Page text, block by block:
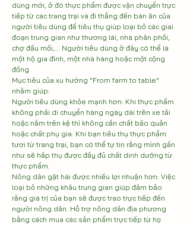
dùng mới, ở đó thực phẩm được vận chuyển trực
tiếp từ các trang trại và đi thẳng đến bàn ăn của
người tiêu dùng để tiêu thụ giúp loại bỏ các giai
đoạn trung gian như thương lái, nhà phân phối,
chợ đầu mối,... Người tiêu dùng ở đây có thể là
một hộ gia đình, một nhà hàng hoặc một cộng
đồng.
Mục tiêu của xu hướng "From farm to table"
nhằm giúp:
Người tiêu dùng khỏe mạnh hơn: Khi thực phẩm
không phải di chuyển hàng ngày dài trên xe tải
hoặc nằm trên kệ thì không cần chất bảo quản
hoặc chất phụ gia. Khi bạn tiêu thụ thực phẩm
tươi từ trang trại, bạn có thể tự tin rằng mình gần
như sẽ hấp thụ được đầy đủ chất dinh dưỡng từ
thực phẩm.
Nông dân gặt hái được nhiều lợi nhuận hơn: Việc
loại bỏ những khâu trung gian giúp đảm bảo
rằng giá trị của bạn sẽ được trao trực tiếp đến
người nông dân. Hỗ trợ nông dân địa phương
bằng cách mua các sản phẩm trực tiếp từ họ